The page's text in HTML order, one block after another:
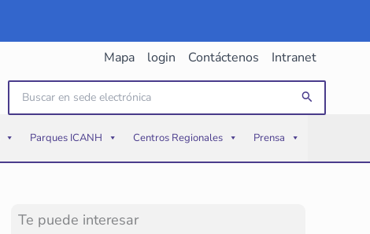
Mapa login Contáctenos Intranet
por:
Buscar
Parques ICANH Centros Regionales Prensa
Te puede interesar